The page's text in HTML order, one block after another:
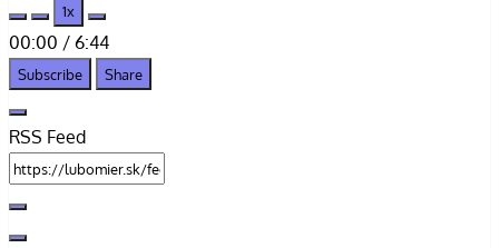
Episode
Episode
1x
00:00 / 6:44
Subscribe Share
RSS Feed